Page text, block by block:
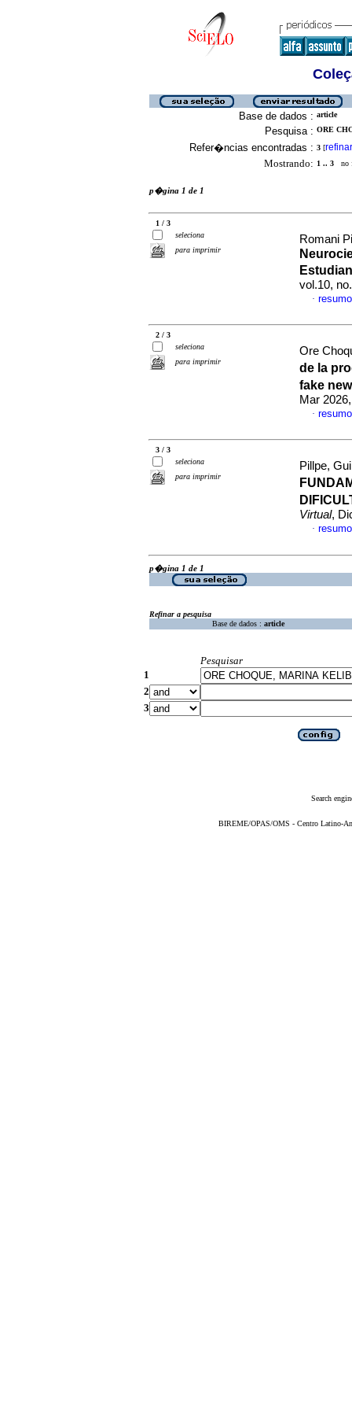
Base de dados : article
Pesquisa : ORE
Refer�ncias encontradas : 3 [refinar
Mostrando: 1 .. 3 no
p�gina 1 de 1
1 / 3
seleciona
para imprimir
Romani
vol.10,
·
2 / 3
seleciona
para imprimir
Ore
de la
fake
Mar
·
3 / 3
seleciona
para imprimir
Pillpe,
Virtual,
·
p�gina 1 de 1
Refinar a pesquisa
Base de dados : article
Pesquisar
1
2
3
Search
BIREME/OPAS/OMS - Centro Latino-